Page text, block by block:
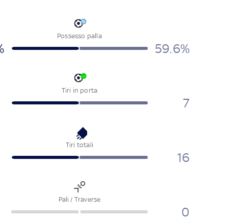
Possesso palla
59.6%
Tiri in porta
7
Tiri totali
16
Pali / Traverse
0